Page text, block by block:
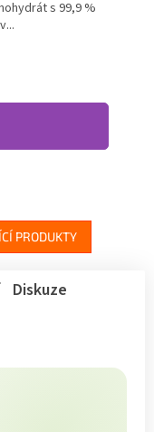
s 99,9 %
PRODUKTY
Diskuze